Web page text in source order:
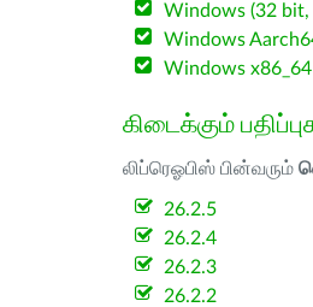
Windows (32 bit,
Windows
Windows
கிடைக்கும்
லிப்ரெஓபிஸ் பின்வரும்
26.2.5
26.2.4
26.2.3
26.2.2